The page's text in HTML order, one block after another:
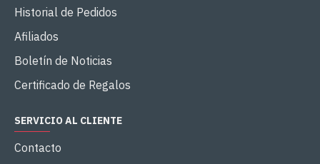
Historial de Pedidos
Afiliados
Boletín de Noticias
Certificado de Regalos
SERVICIO AL CLIENTE
Contacto